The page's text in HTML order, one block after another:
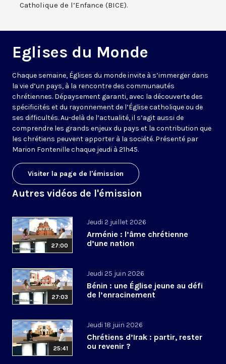
Catholique de l’Enfance (BICE).
Eglises du Monde
Chaque semaine, Églises du monde invite à s’immerger dans
la vie d’un pays, à la rencontre des communautés
chrétiennes. Dépaysement garanti, avec la découverte des
spécificités et du rayonnement de l’Église catholique ou de
ses difficultés. Au-delà de l’actualité, il s’agit aussi de
comprendre les grands enjeux du pays et la contribution que
les chrétiens peuvent apporter à la société. Présenté par
Marion Fontenille chaque jeudi à 21h45.
Visiter la page de l'émission
Autres vidéos de l'émission
27:00
Jeudi 2 juillet 2026
Arménie : l’âme chrétienne
d’une nation
27:03
Jeudi 25 juin 2026
Bénin : une Église jeune au défi
de l’enracinement
25:41
Jeudi 18 juin 2026
Chrétiens d’Irak : partir, rester
ou revenir ?